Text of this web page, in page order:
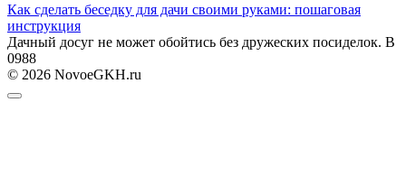
Как сделать беседку для дачи своими руками: пошаговая
инструкция
Дачный досуг не может обойтись без дружеских посиделок. В
0988
© 2026 NovoeGKH.ru